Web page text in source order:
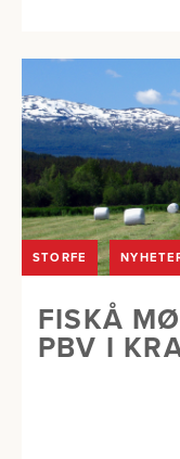
STORFE
FISKÅ
PBV I